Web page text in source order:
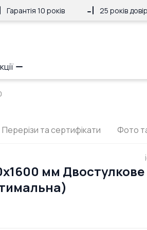
Гарантія 10 років 25 років
Перерізи та сертифікати Фото
мм Двостулкове